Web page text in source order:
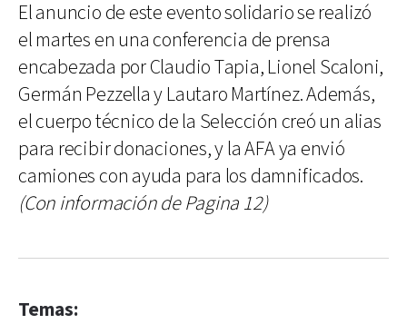
El anuncio de este evento solidario se realizó
el martes en una conferencia de prensa
encabezada por Claudio Tapia, Lionel Scaloni,
Germán Pezzella y Lautaro Martínez. Además,
el cuerpo técnico de la Selección creó un alias
para recibir donaciones, y la AFA ya envió
camiones con ayuda para los damnificados.
(Con información de Pagina 12)
Temas: